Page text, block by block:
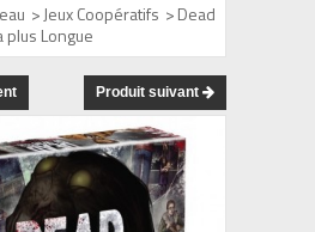
>Jeux Coopératifs >Dead
plus Longue
Produit suivant